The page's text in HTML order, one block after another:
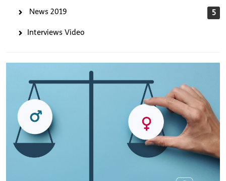
News 2019 5
Interviews Video